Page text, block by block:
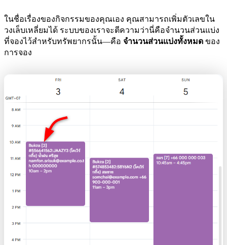
ในชื่อเรื่องของกิจกรรมของคุณเอง คุณสามารถเพิ่มตัวเลขใน
วงเล็บเหลี่ยมได้ ระบบของเราจะตีความว่านี่คือจำนวนส่วนแบ่ง
ที่จองไว้สำหรับทรัพยากรนั้น—คือ จำนวนส่วนแบ่งทั้งหมด ของ
การจอง